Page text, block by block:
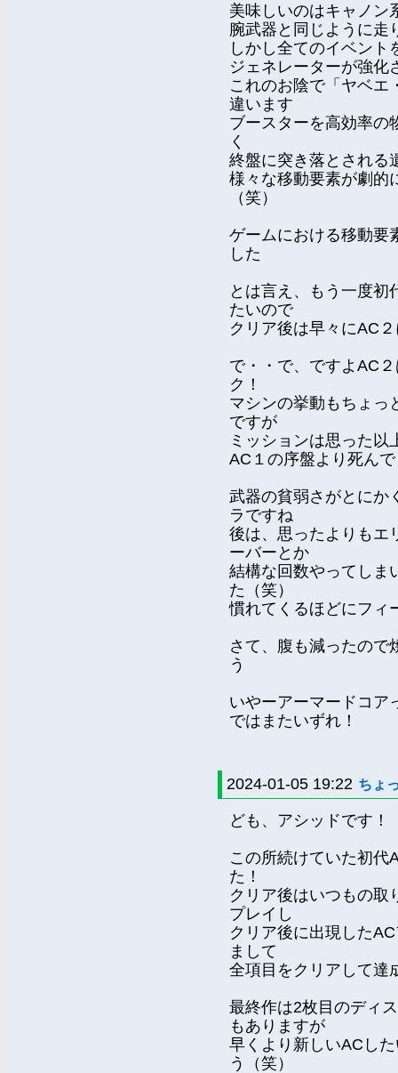
美味しいのはキャノン
腕武器と同じように走
しかし全てのイベント
ジェネレーターが強化
これのお陰で「ヤベエ
違います
ブースターを高効率の
く
終盤に突き落とされる
様々な移動要素が劇的
（笑）
ゲームにおける移動要
した
とは言え、もう一度初
たいので
クリア後は早々にAC
で・・で、ですよAC
ク！
マシンの挙動もちょっ
ですが
ミッションは思った以
AC１の序盤より死ん
武器の貧弱さがとにか
ラですね
後は、思ったよりもエ
ーバーとか
結構な回数やってしま
た（笑）
慣れてくるほどにフィ
さて、腹も減ったので
う
いやーアーマードコア
ではまたいずれ！
2024-01-05 19:22 ちょ
ども、アシッドです！
この所続けていた初代
た！
クリア後はいつもの取
プレイし
クリア後に出現した
まして
全項目をクリアして達
最終作は2枚目のディ
もありますが
早くより新しいACし
う（笑）